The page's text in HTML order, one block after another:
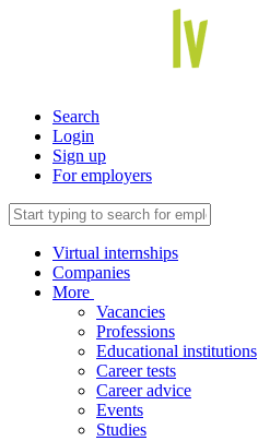
Search
Login
Sign up
For employers
Virtual internships
Companies
More
Vacancies
Professions
Educational institutions
Career tests
Career advice
Events
Studies